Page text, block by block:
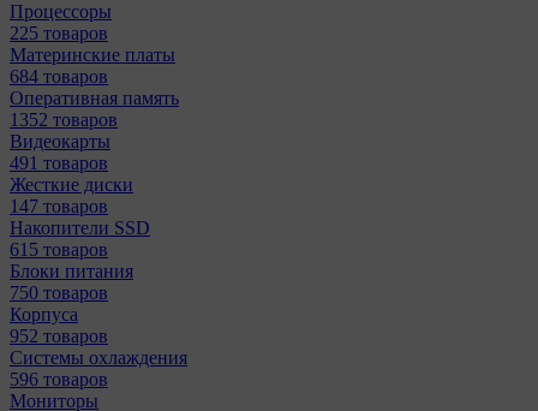
Процессоры
225 товаров
Материнcкие платы
684 товаров
Оперативная память
1352 товаров
Видеокарты
491 товаров
Жесткие диски
147 товаров
Накопители SSD
615 товаров
Блоки питания
750 товаров
Корпуса
952 товаров
Системы охлаждения
596 товаров
Мониторы